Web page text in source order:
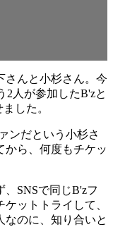
さんと小杉さん。今
2人が参加したB'zと
した。
ンだという小杉さ
から、何度もチケッ
SNSで同じB'zフ
ットトライして、
なのに、知り合いと